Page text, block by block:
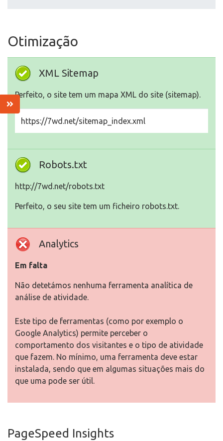
Otimização
XML Sitemap
Perfeito, o site tem um mapa XML do site (sitemap).
https://7wd.net/sitemap_index.xml
Robots.txt
http://7wd.net/robots.txt
Perfeito, o seu site tem um ficheiro robots.txt.
Analytics
Em falta
Não detetámos nenhuma ferramenta analítica de
análise de atividade.
Este tipo de ferramentas (como por exemplo o
Google Analytics) permite perceber o
comportamento dos visitantes e o tipo de atividade
que fazem. No mínimo, uma ferramenta deve estar
instalada, sendo que em algumas situações mais do
que uma pode ser útil.
PageSpeed Insights